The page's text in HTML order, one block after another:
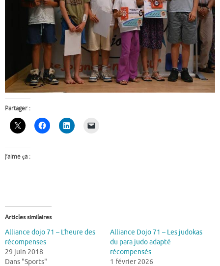
Partager :
J’aime ça :
Articles similaires
Alliance dojo 71 – L’heure des
récompenses
29 juin 2018
Dans "Sports"
Alliance Dojo 71 – Les judokas
du para judo adapté
récompensés
1 février 2026